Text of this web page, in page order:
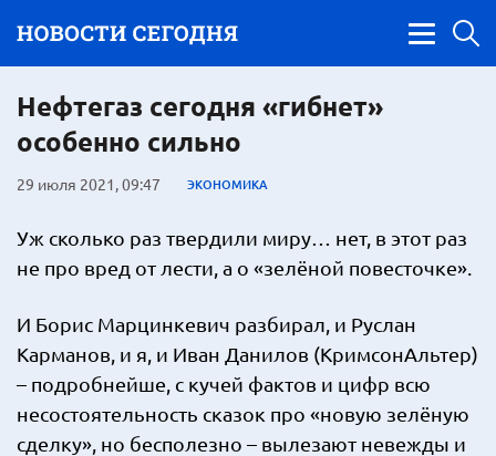
Нефтегаз сегодня «гибнет»
особенно сильно
29 июля 2021, 09:47 ЭКОНОМИКА
Уж сколько раз твердили миру… нет, в этот раз
не про вред от лести, а о «зелёной повесточке».
И Борис Марцинкевич разбирал, и Руслан
Карманов, и я, и Иван Данилов (КримсонАльтер)
– подробнейше, с кучей фактов и цифр всю
несостоятельность сказок про «новую зелёную
сделку», но бесполезно – вылезают невежды и